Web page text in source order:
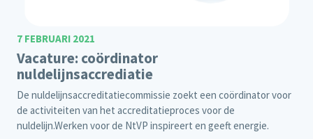
7 FEBRUARI 2021
Vacature: coördinator
nuldelijnsaccrediatie
De nuldelijnsaccreditatiecommissie zoekt een coördinator voor
de activiteiten van het accreditatieproces voor de
nuldelijn.Werken voor de NtVP inspireert en geeft energie.